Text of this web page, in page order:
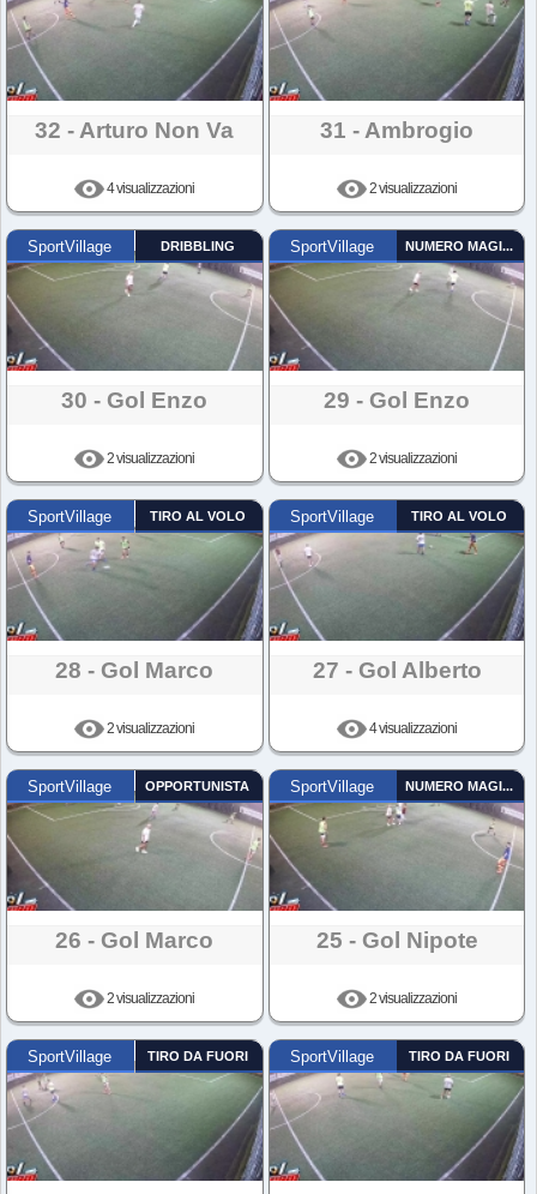
32 - Arturo Non Va
4 visualizzazioni
31 - Ambrogio
2 visualizzazioni
SportVillage DRIBBLING
30 - Gol Enzo
2 visualizzazioni
SportVillage NUMERO MAGICO
29 - Gol Enzo
2 visualizzazioni
SportVillage TIRO AL VOLO
28 - Gol Marco
2 visualizzazioni
SportVillage TIRO AL VOLO
27 - Gol Alberto
4 visualizzazioni
SportVillage OPPORTUNISTA
26 - Gol Marco
2 visualizzazioni
SportVillage NUMERO MAGICO
25 - Gol Nipote
2 visualizzazioni
SportVillage TIRO DA FUORI SportVillage TIRO DA FUORI